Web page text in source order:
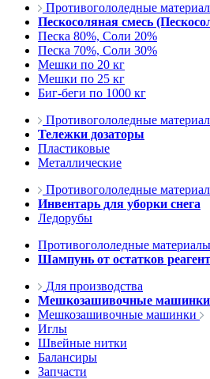
Противогололедные
Пескосоляная смесь
Песка 80%, Соли 20%
Песка 70%, Соли 30%
Мешки по 20 кг
Мешки по 25 кг
Биг-беги по 1000 кг
Противогололедные
Тележки дозаторы
Пластиковые
Металлические
Противогололедные
Инвентарь для уборки снега
Ледорубы
Противогололедные материалы
Шампунь от остатков
Для производства
Мешкозашивочные машинки
Мешкозашивочные машинки
Иглы
Швейные нитки
Балансиры
Запчасти